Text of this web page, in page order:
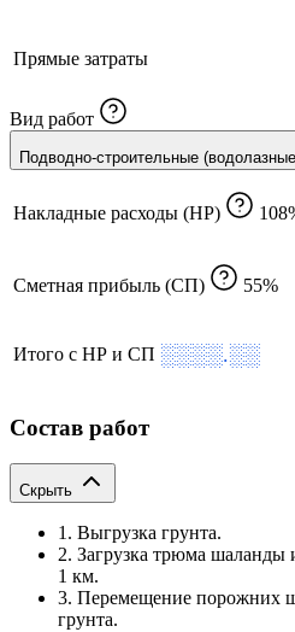
Прямые затраты
Вид работ
Подводно-строительные
Накладные расходы (НР)
Сметная прибыль (СП) 55%
Итого с НР и СП ░░░░.░░
Состав работ
Скрыть
1. Выгрузка грунта.
2. Загрузка трюма
1 км.
3. Перемещение порожних
грунта.